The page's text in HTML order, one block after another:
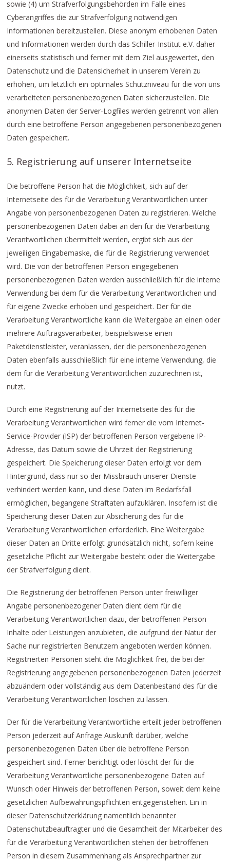
sowie (4) um Strafverfolgungsbehörden im Falle eines
Cyberangriffes die zur Strafverfolgung notwendigen
Informationen bereitzustellen. Diese anonym erhobenen Daten
und Informationen werden durch das Schiller-Institut e.V. daher
einerseits statistisch und ferner mit dem Ziel ausgewertet, den
Datenschutz und die Datensicherheit in unserem Verein zu
erhöhen, um letztlich ein optimales Schutzniveau für die von uns
verarbeiteten personenbezogenen Daten sicherzustellen. Die
anonymen Daten der Server-Logfiles werden getrennt von allen
durch eine betroffene Person angegebenen personenbezogenen
Daten gespeichert.
5. Registrierung auf unserer Internetseite
Die betroffene Person hat die Möglichkeit, sich auf der
Internetseite des für die Verarbeitung Verantwortlichen unter
Angabe von personenbezogenen Daten zu registrieren. Welche
personenbezogenen Daten dabei an den für die Verarbeitung
Verantwortlichen übermittelt werden, ergibt sich aus der
jeweiligen Eingabemaske, die für die Registrierung verwendet
wird. Die von der betroffenen Person eingegebenen
personenbezogenen Daten werden ausschließlich für die interne
Verwendung bei dem für die Verarbeitung Verantwortlichen und
für eigene Zwecke erhoben und gespeichert. Der für die
Verarbeitung Verantwortliche kann die Weitergabe an einen oder
mehrere Auftragsverarbeiter, beispielsweise einen
Paketdienstleister, veranlassen, der die personenbezogenen
Daten ebenfalls ausschließlich für eine interne Verwendung, die
dem für die Verarbeitung Verantwortlichen zuzurechnen ist,
nutzt.
Durch eine Registrierung auf der Internetseite des für die
Verarbeitung Verantwortlichen wird ferner die vom Internet-
Service-Provider (ISP) der betroffenen Person vergebene IP-
Adresse, das Datum sowie die Uhrzeit der Registrierung
gespeichert. Die Speicherung dieser Daten erfolgt vor dem
Hintergrund, dass nur so der Missbrauch unserer Dienste
verhindert werden kann, und diese Daten im Bedarfsfall
ermöglichen, begangene Straftaten aufzuklären. Insofern ist die
Speicherung dieser Daten zur Absicherung des für die
Verarbeitung Verantwortlichen erforderlich. Eine Weitergabe
dieser Daten an Dritte erfolgt grundsätzlich nicht, sofern keine
gesetzliche Pflicht zur Weitergabe besteht oder die Weitergabe
der Strafverfolgung dient.
Die Registrierung der betroffenen Person unter freiwilliger
Angabe personenbezogener Daten dient dem für die
Verarbeitung Verantwortlichen dazu, der betroffenen Person
Inhalte oder Leistungen anzubieten, die aufgrund der Natur der
Sache nur registrierten Benutzern angeboten werden können.
Registrierten Personen steht die Möglichkeit frei, die bei der
Registrierung angegebenen personenbezogenen Daten jederzeit
abzuändern oder vollständig aus dem Datenbestand des für die
Verarbeitung Verantwortlichen löschen zu lassen.
Der für die Verarbeitung Verantwortliche erteilt jeder betroffenen
Person jederzeit auf Anfrage Auskunft darüber, welche
personenbezogenen Daten über die betroffene Person
gespeichert sind. Ferner berichtigt oder löscht der für die
Verarbeitung Verantwortliche personenbezogene Daten auf
Wunsch oder Hinweis der betroffenen Person, soweit dem keine
gesetzlichen Aufbewahrungspflichten entgegenstehen. Ein in
dieser Datenschutzerklärung namentlich benannter
Datenschutzbeauftragter und die Gesamtheit der Mitarbeiter des
für die Verarbeitung Verantwortlichen stehen der betroffenen
Person in diesem Zusammenhang als Ansprechpartner zur